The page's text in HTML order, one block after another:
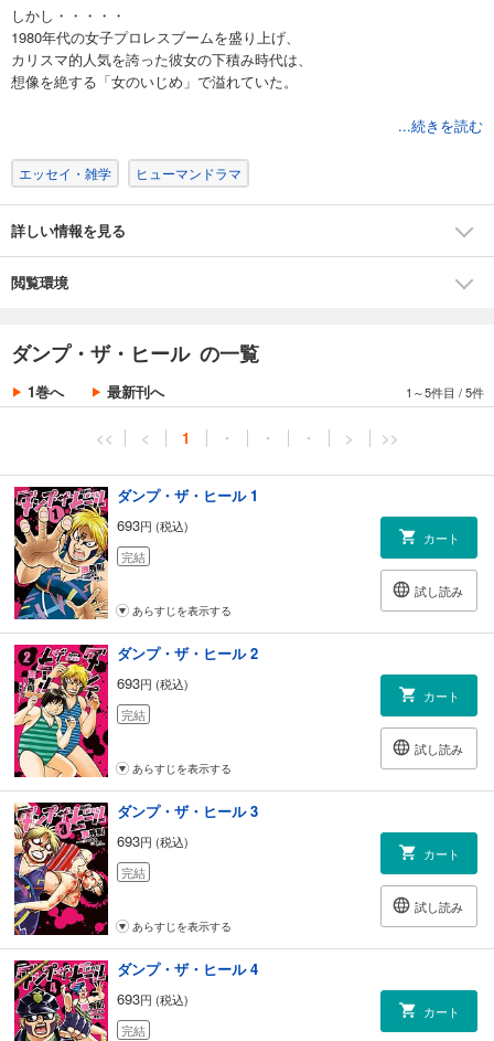
しかし・・・・・
1980年代の女子プロレスブームを盛り上げ、
カリスマ的人気を誇った彼女の下積み時代は、
想像を絶する「女のいじめ」で溢れていた。
練習という名のしごきに遭ったり・・・・・・
凄絶下積み（いじめ）ドラマ!!
...続きを読む
エッセイ・雑学 ヒューマンドラマ
詳しい情報を見る
閲覧環境
ダンプ・ザ・ヒール の一覧
1巻へ 最新刊へ 1～5件目 /5件
<< < 1 ・ ・ ・ > >>
ダンプ・ザ・ヒール 1
693円 (税込)
完結
カート
試し読み
あらすじを表示する
ダンプ・ザ・ヒール 2
693円 (税込)
完結
カート
試し読み
あらすじを表示する
ダンプ・ザ・ヒール 3
693円 (税込)
完結
カート
試し読み
あらすじを表示する
ダンプ・ザ・ヒール 4
693円 (税込)
完結
カート